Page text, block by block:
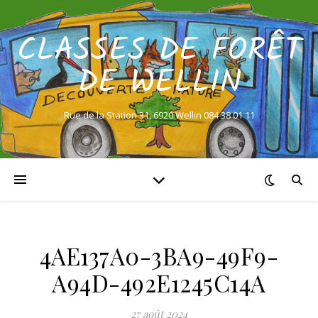
CLASSES DE FORÊT
DE WELLIN
Rue de la Station 31, 6920 Wellin 084 38 01 11
4AE137A0-3BA9-49F9-
A94D-492E1245C14A
27 août 2024